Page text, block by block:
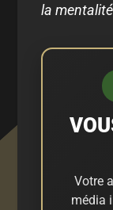
la
Votre
média